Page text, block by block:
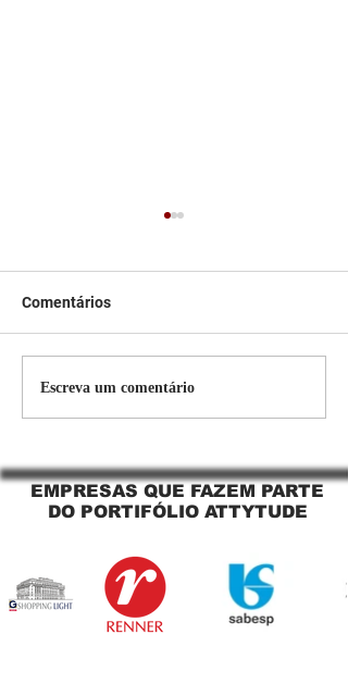
Persiana Rolo Tela Solar:
O Segredo para uma
Comentários
Escreva um comentário
EMPRESAS QUE FAZEM PARTE
DO PORTIFÓLIO ATTYTUDE